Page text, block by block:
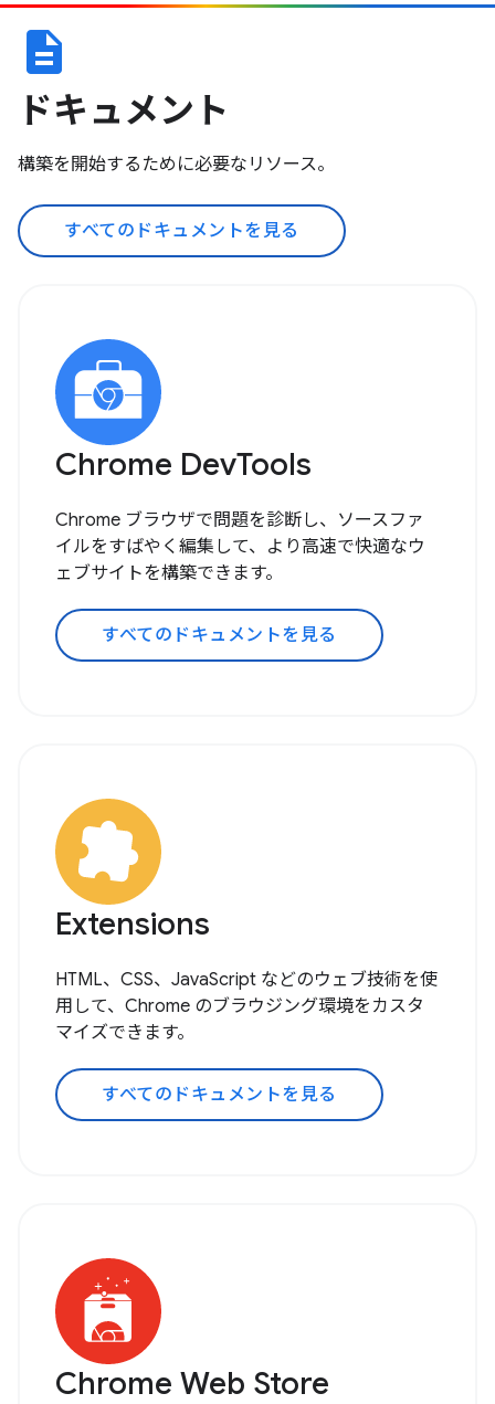
description
ドキュメント
構築を開始するために必要なリソース。
すべてのドキュメントを見る
Chrome DevTools
Chrome ブラウザで問題を診断し、ソースファ
イルをすばやく編集して、より高速で快適なウ
ェブサイトを構築できます。
すべてのドキュメントを見る
Extensions
HTML、CSS、JavaScript などのウェブ技術を使
用して、Chrome のブラウジング環境をカスタ
マイズできます。
すべてのドキュメントを見る
Chrome Web Store